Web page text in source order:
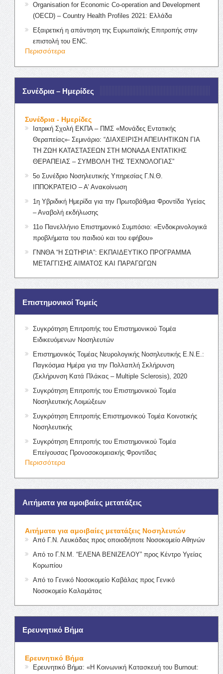
Organisation for Economic Co-operation and Development
(OECD) – Country Health Profiles 2021: Ελλάδα
Εξαιρετική η απάντηση της Ευρωπαϊκής Επιτροπής στην
επιστολή του ENC.
Περισσότερα
Συνέδρια – Ημερίδες
Συνέδρια - Ημερίδες
Ιατρική Σχολή ΕΚΠΑ – ΠΜΣ «Μονάδες Εντατικής
Θεραπείας»- Σεμινάριο: “ΔΙΑΧΕΙΡΙΣΗ ΑΠΕΙΛΗΤΙΚΩΝ ΓΙΑ
ΤΗ ΖΩΗ ΚΑΤΑΣΤΑΣΕΩΝ ΣΤΗ ΜΟΝΑΔΑ ΕΝΤΑΤΙΚΗΣ
ΘΕΡΑΠΕΙΑΣ – ΣΥΜΒΟΛΗ ΤΗΣ ΤΕΧΝΟΛΟΓΙΑΣ”
5ο Συνέδριο Νοσηλευτικής Υπηρεσίας Γ.Ν.Θ.
ΙΠΠΟΚΡΑΤΕΙΟ – Α’ Ανακοίνωση
1η Υβριδική Ημερίδα για την Πρωτοβάθμια Φροντίδα Υγείας
– Αναβολή εκδήλωσης
11ο Πανελλήνιο Επιστημονικό Συμπόσιο: «Ενδοκρινολογικά
προβλήματα του παιδιού και του εφήβου»
ΓΝΝΘΑ “Η ΣΩΤΗΡΙΑ”: ΕΚΠΑΙΔΕΥΤΙΚΟ ΠΡΟΓΡΑΜΜΑ
ΜΕΤΑΓΓΙΣΗΣ ΑΙΜΑΤΟΣ ΚΑΙ ΠΑΡΑΓΩΓΩΝ
Επιστημονικοί Τομείς
Συγκρότηση Επιτροπής του Επιστημονικού Τομέα
Ειδικευόμενων Νοσηλευτών
Επιστημονικός Τομέας Νευρολογικής Νοσηλευτικής Ε.Ν.Ε.:
Παγκόσμια Ημέρα για την Πολλαπλή Σκλήρυνση
(Σκλήρυνση Κατά Πλάκας – Multiple Sclerosis), 2020
Συγκρότηση Επιτροπής του Επιστημονικού Τομέα
Νοσηλευτικής Λοιμώξεων
Συγκρότηση Επιτροπής Επιστημονικού Τομέα Κοινοτικής
Νοσηλευτικής
Συγκρότηση Επιτροπής του Επιστημονικού Τομέα
Επείγουσας Προνοσοκομειακής Φροντίδας
Περισσότερα
Αιτήματα για αμοιβαίες μετατάξεις
Αιτήματα για αμοιβαίες μετατάξεις Νοσηλευτών
Από Γ.Ν. Λευκάδας προς οποιοδήποτε Νοσοκομείο Αθηνών
Από το Γ.Ν.Μ. “ΕΛΕΝΑ ΒΕΝΙΖΕΛΟΥ” προς Κέντρο Υγείας
Κορωπίου
Από το Γενικό Νοσοκομείο Καβάλας προς Γενικό
Νοσοκομείο Καλαμάτας
Ερευνητικό Βήμα
Ερευνητικό Βήμα
Ερευνητικό Βήμα: «Η Κοινωνική Κατασκευή του Burnout: